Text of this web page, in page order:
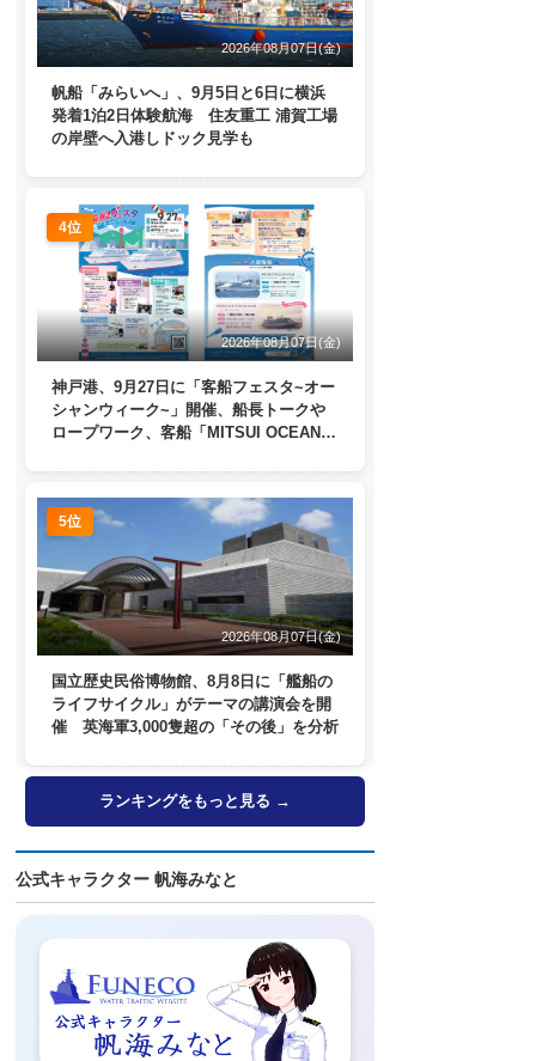
2026年08月07日(金)
帆船「みらいへ」、9月5日と6日に横浜
発着1泊2日体験航海 住友重工 浦賀工場
の岸壁へ入港しドック見学も
4位
2026年08月07日(金)
神戸港、9月27日に「客船フェスタ~オー
シャンウィーク~」開催、船長トークや
ロープワーク、客船「MITSUI OCEAN
5位
2026年08月07日(金)
国立歴史民俗博物館、8月8日に「艦船の
ライフサイクル」がテーマの講演会を開
催 英海軍3,000隻超の「その後」を分析
ランキングをもっと見る →
公式キャラクター 帆海みなと